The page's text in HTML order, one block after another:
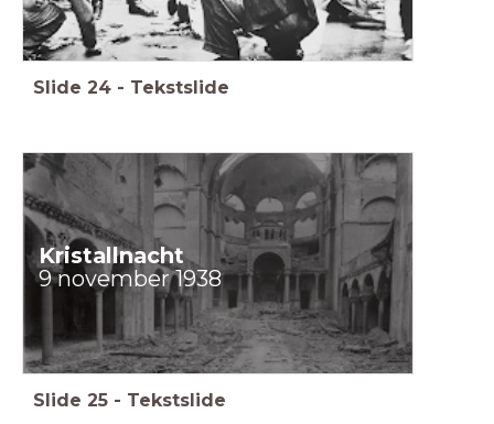
Slide 24 - Tekstslide
Kristallnacht
9 november 1938
Slide 25 - Tekstslide